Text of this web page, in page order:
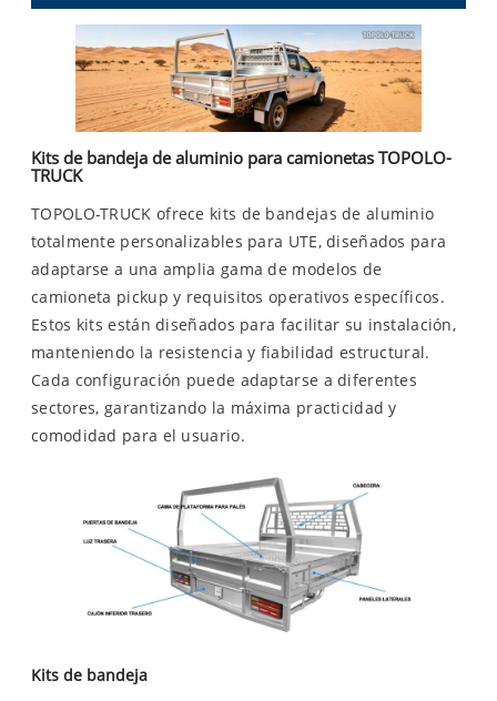
Kits de bandeja de aluminio para camionetas TOPOLO-
TRUCK
TOPOLO-TRUCK ofrece kits de bandejas de aluminio
totalmente personalizables para UTE, diseñados para
adaptarse a una amplia gama de modelos de
camioneta pickup y requisitos operativos específicos.
Estos kits están diseñados para facilitar su instalación,
manteniendo la resistencia y fiabilidad estructural.
Cada configuración puede adaptarse a diferentes
sectores, garantizando la máxima practicidad y
comodidad para el usuario.
Kits de bandeja